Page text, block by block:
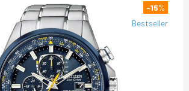
-15%
Bestseller